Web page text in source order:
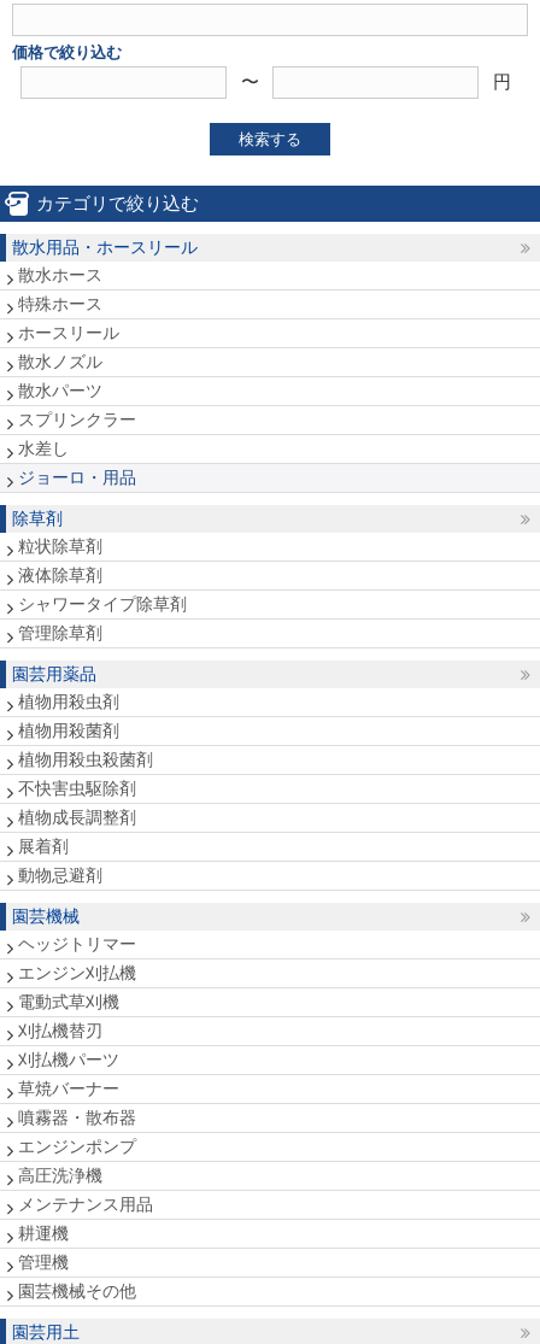
価格で絞り込む
〜 円
検索する
カテゴリで絞り込む
散水用品・ホースリール
散水ホース
特殊ホース
ホースリール
散水ノズル
散水パーツ
スプリンクラー
水差し
ジョーロ・用品
除草剤
粒状除草剤
液体除草剤
シャワータイプ除草剤
管理除草剤
園芸用薬品
植物用殺虫剤
植物用殺菌剤
植物用殺虫殺菌剤
不快害虫駆除剤
植物成長調整剤
展着剤
動物忌避剤
園芸機械
ヘッジトリマー
エンジン刈払機
電動式草刈機
刈払機替刃
刈払機パーツ
草焼バーナー
噴霧器・散布器
エンジンポンプ
高圧洗浄機
メンテナンス用品
耕運機
管理機
園芸機械その他
園芸用土